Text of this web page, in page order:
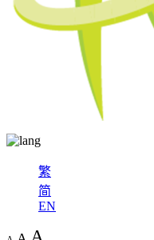
繁
简
EN